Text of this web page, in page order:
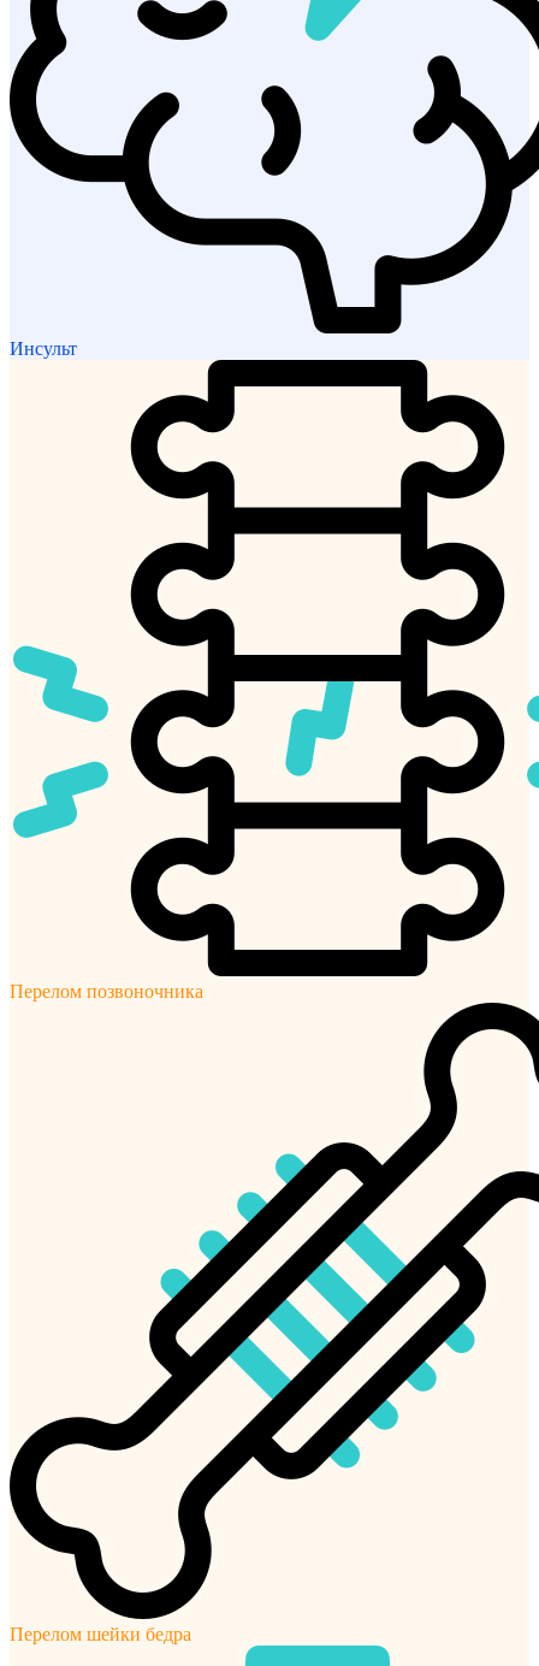
Инсульт
Перелом позвоночника
Перелом шейки бедра